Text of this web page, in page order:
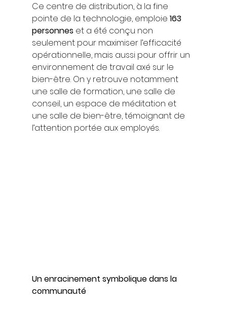
Ce centre de distribution, à la fine
pointe de la technologie, emploie 163
personnes et a été conçu non
seulement pour maximiser l’efficacité
opérationnelle, mais aussi pour offrir un
environnement de travail axé sur le
bien-être. On y retrouve notamment
une salle de formation, une salle de
conseil, un espace de méditation et
une salle de bien-être, témoignant de
l’attention portée aux employés.
Un enracinement symbolique dans la
communauté